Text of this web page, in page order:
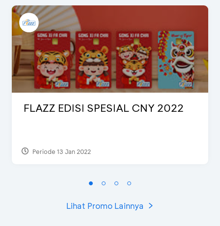
FLAZZ EDISI SPESIAL CNY 2022
Periode 13 Jan 2022
Lihat Promo Lainnya